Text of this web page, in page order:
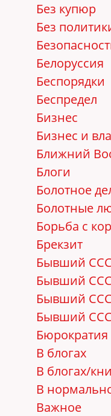
Без купюр
Без
Белоруссия
Беспорядки
Беспредел
Бизнес
Бизнес и
Ближний
Блоги
Болотное
Болотные
Борьба с
Брекзит
Бывший
Бывший
Бывший
Бывший
Бюрократия
В блогах
В блогах/
В
Важное